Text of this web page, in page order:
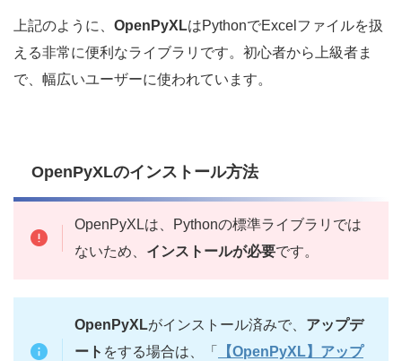
上記のように、 OpenPyXLはPythonでExcelファイルを扱
える非常に便利なライブラリです。初心者から上級者ま
で、幅広いユーザーに使われています。
OpenPyXLのインストール方法
OpenPyXLは、Pythonの標準ライブラリでは
ないため、 インストールが必要です。
OpenPyXLがインストール済みで、 アップデ
ート をする場合は、「
【OpenPyXL】アップ